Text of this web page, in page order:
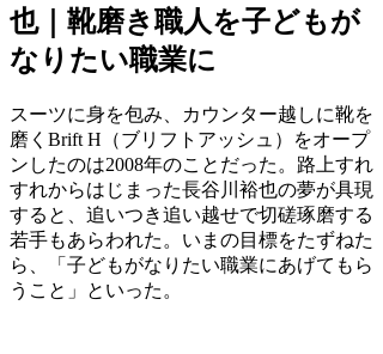
也｜靴磨き職人を子どもが
なりたい職業に
スーツに身を包み、カウンター越しに靴を
磨くBrift H（ブリフトアッシュ）をオープ
ンしたのは2008年のことだった。路上すれ
すれからはじまった長谷川裕也の夢が具現
すると、追いつき追い越せで切磋琢磨する
若手もあらわれた。いまの目標をたずねた
ら、「子どもがなりたい職業にあげてもら
うこと」といった。